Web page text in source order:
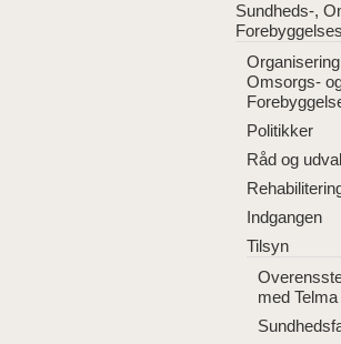
Sundheds-,
Omsorgs-
Politikker
Råd og
Indgangen
Tilsyn
med Telma